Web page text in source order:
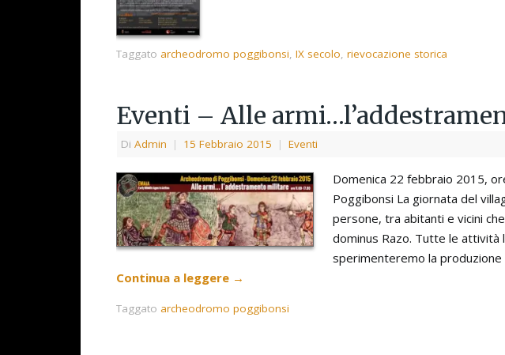
Taggato archeodromo poggibonsi IX secolo rievocazione storica
Eventi – Alle
Di Admin | 15 Febbraio 2015 | Eventi
Domenica 22 febbraio 2015,
Poggibonsi La giornata del
persone, tra abitanti e vicini
dominus Razo. Tutte le attività
sperimenteremo la
Continua a leggere →
Taggato archeodromo poggibonsi